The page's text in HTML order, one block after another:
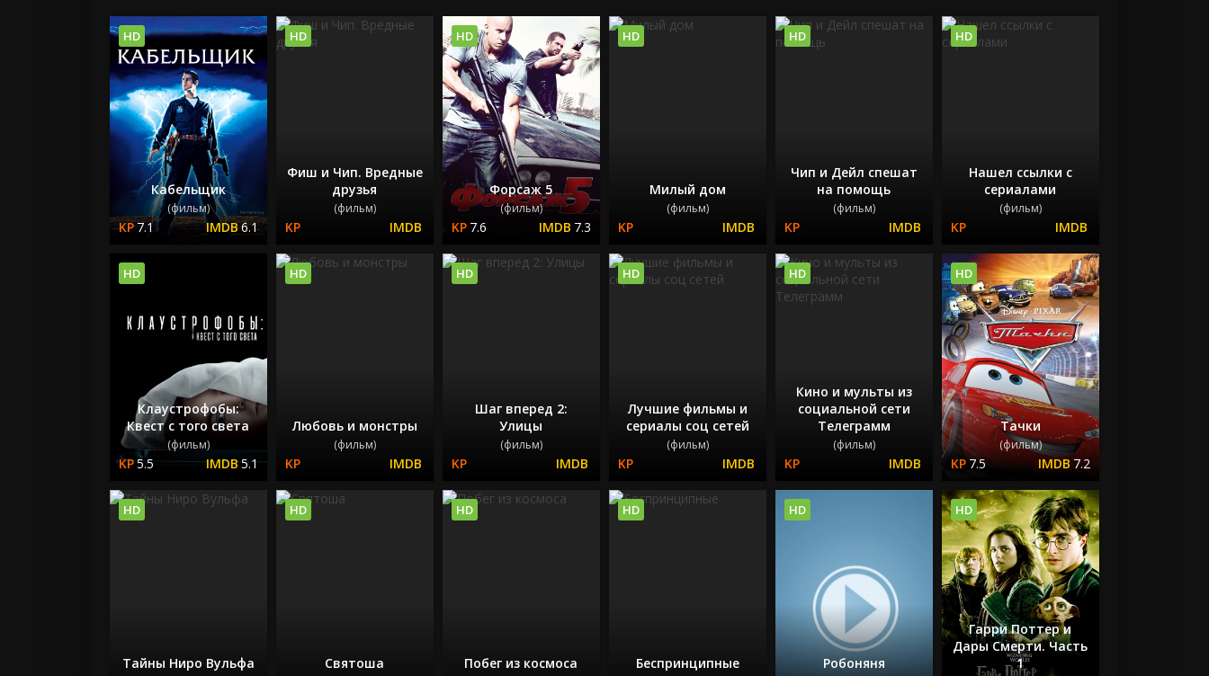
Кабельщик
(фильм)
7.1 6.1
HD
Фиш и Чип. Вредные
друзья
(фильм)
HD
Форсаж 5
(фильм)
7.6 7.3
HD
Милый дом
(фильм)
HD
Чип и Дейл спешат
на помощь
(фильм)
HD
Нашел ссылки с
сериалами
(фильм)
HD
Клаустрофобы:
Квест с того света
(фильм)
5.5 5.1
HD
Любовь и монстры
(фильм)
HD
Шаг вперед 2:
Улицы
(фильм)
HD
Лучшие фильмы и
сериалы соц сетей
(фильм)
HD
Кино и мульты из
социальной сети
Телеграмм
(фильм)
HD
Тачки
(фильм)
7.5 7.2
HD
Тайны Ниро Вульфа
HD
Святоша
HD
Побег из космоса
HD
Беспринципные
HD
Робоняня
HD
Гарри Поттер и
Дары Смерти. Часть
1
HD